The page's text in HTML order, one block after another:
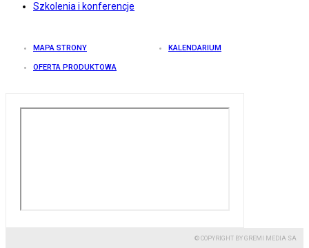
Szkolenia i konferencje
MAPA STRONY KALENDARIUM
OFERTA PRODUKTOWA
© COPYRIGHT BY GREMI MEDIA SA